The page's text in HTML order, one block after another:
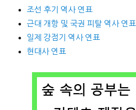
조선 후기 역사 연표
근대 개항 및 국권 피탈 역사 연표
일제 강점기 역사 연표
현대사 연표